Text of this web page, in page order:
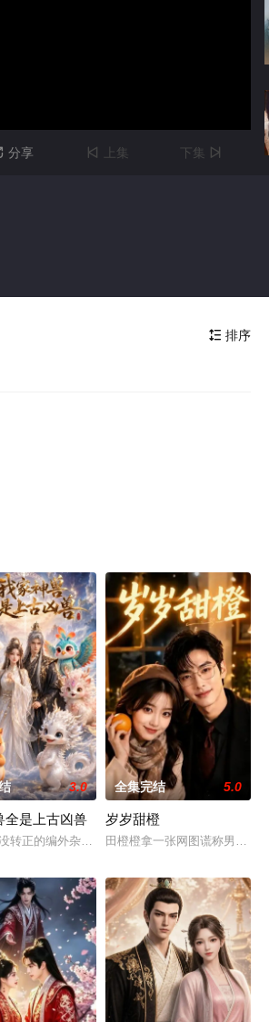
分享  上集 下集 
 排序
命。他凭现代厨艺打开局面，以VIP酒楼、香水生
有意中人，当即主动登门退婚，利落斩断婚约
3.0
全是上古凶兽
转正的编外杂役仙官灵汐成为编外神兽局主管，
全集完结 5.0
岁岁甜橙
田橙橙拿一张网图谎称男友应